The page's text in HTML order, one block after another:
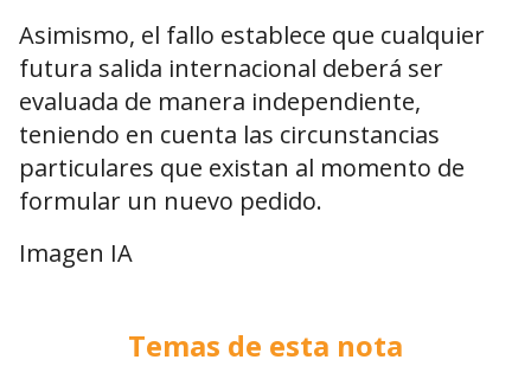
Asimismo, el fallo establece que cualquier
futura salida internacional deberá ser
evaluada de manera independiente,
teniendo en cuenta las circunstancias
particulares que existan al momento de
formular un nuevo pedido.
Imagen IA
Temas de esta nota